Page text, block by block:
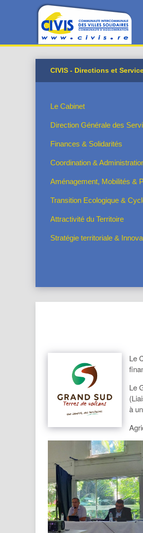
CIVIS - Directions et
Le Cabinet
Direction Générale des
Finances & Solidarités
Coordination &
Aménagement, Mobilités &
Transition Ecologique &
Attractivité du Territoire
Stratégie territoriale &
Le
Le
à